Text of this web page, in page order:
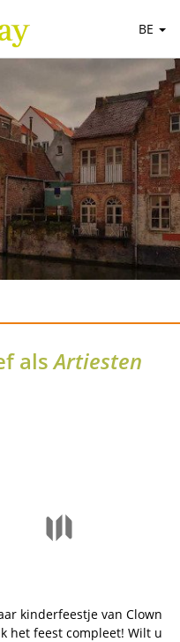
BE
alsArtiesten
kinderfeestje van Clown
het feest compleet! Wilt u